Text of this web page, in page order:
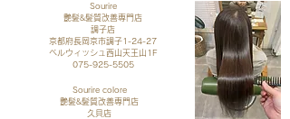
Sourire
艶髪&髪質改善専門店
調子店
京都府長岡京市調子1-24-27
​ベルウィッシュ西山天王山1F
075-925-5505
Sourire colore
艶髪&髪質改善専門店
久貝店​